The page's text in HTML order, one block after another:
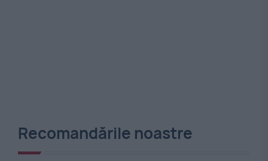
Recomandările noastre